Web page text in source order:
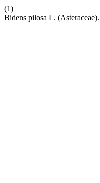
(1)
Bidens pilosa L. (Asteraceae).